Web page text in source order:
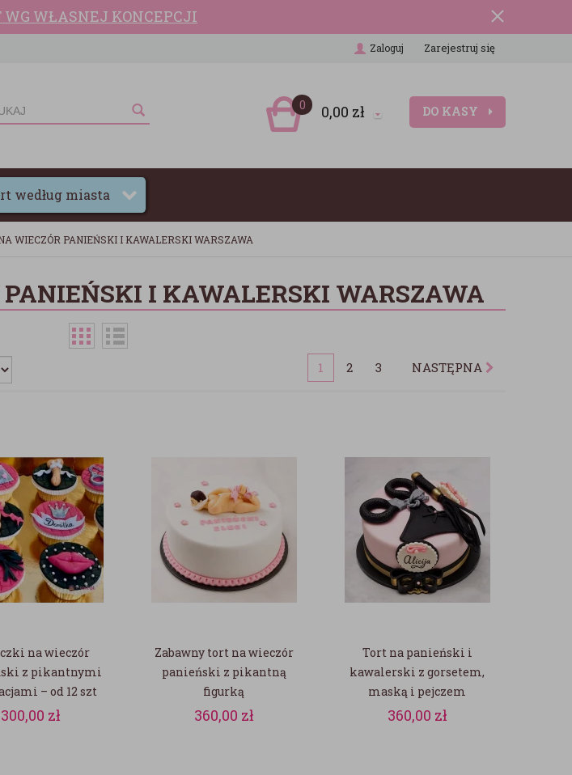
WG WŁASNEJ KONCEPCJI
Zaloguj Zarejestruj się
0 0,00 zł DO KASY
według miasta
WIECZÓR PANIEŃSKI I KAWALERSKI WARSZAWA
I KAWALERSKI WARSZAWA
1 2 3 NASTĘPNA
na wieczór
z pikantnymi
– od 12 szt
300,00 zł
Zabawny tort na wieczór
panieński z pikantną
figurką
360,00 zł
Tort na panieński i
kawalerski z gorsetem,
maską i pejczem
360,00 zł